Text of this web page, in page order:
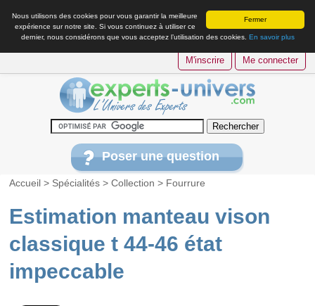
Fermer
Nous utilisons des cookies pour vous garantir la meilleure
expérience sur notre site. Si vous continuez à utiliser ce
dernier, nous considérons que vous acceptez l’utilisation des cookies. En savoir plus
M'inscrire Me connecter
Poser une question
Accueil > Spécialités >Collection > Fourrure
Estimation manteau vison
classique t 44-46 état
impeccable